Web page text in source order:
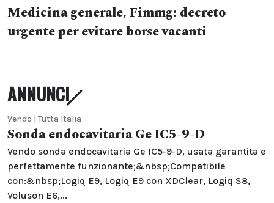
Medicina generale, Fimmg: decreto
urgente per evitare borse vacanti
ANNUNCI
Vendo | Tutta Italia
Sonda endocavitaria Ge IC5-9-D
Vendo sonda endocavitaria Ge IC5-9-D, usata garantita e
perfettamente funzionante;&nbsp;Compatibile
con:&nbsp;Logiq E9, Logiq E9 con XDClear, Logiq S8,
Voluson E6,...